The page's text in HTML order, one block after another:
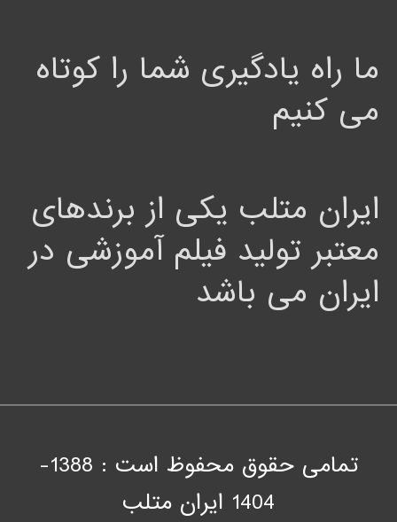
ما راه یادگیری شما را کوتاه
می کنیم
ایران متلب یکی از برندهای
معتبر تولید فیلم آموزشی در
ایران می باشد
تمامی حقوق محفوظ است : 1388-
1404 ايران متلب